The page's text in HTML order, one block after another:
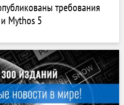
требования
Mythos 5